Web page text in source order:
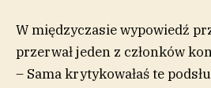
W międzyczasie wypowiedź
przerwał jeden z członków
– Sama krytykowałaś te